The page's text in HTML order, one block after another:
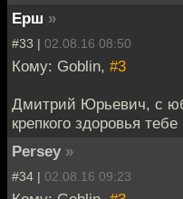
Ерш »
#33 | 02.08.16 08:50
Кому: Goblin, #3
Дмитрий Юрьевич, с
крепкого здоровья
Persey »
#34 | 02.08.16 09:23